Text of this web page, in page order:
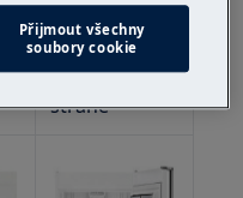
Chladnička s
mrazničkou
uvnitř na
straně
Přijmout všechny
soubory cookie